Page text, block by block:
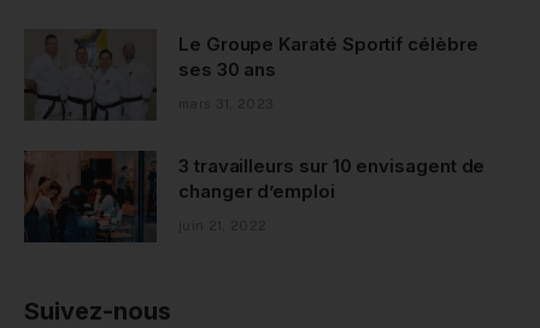
Le Groupe Karaté Sportif célèbre
ses 30 ans
3 travailleurs sur 10 envisagent de
changer d’emploi
Suivez-nous